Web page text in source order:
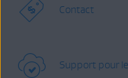
Contact
Support pour